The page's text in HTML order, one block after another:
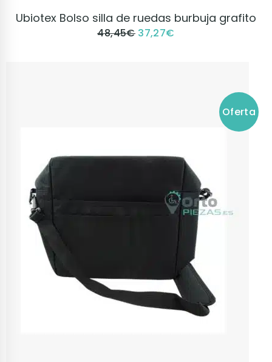
VER PRODUCTO
Ubiotex Bolso silla de ruedas burbuja grafito
48,45€ 37,27€
Oferta